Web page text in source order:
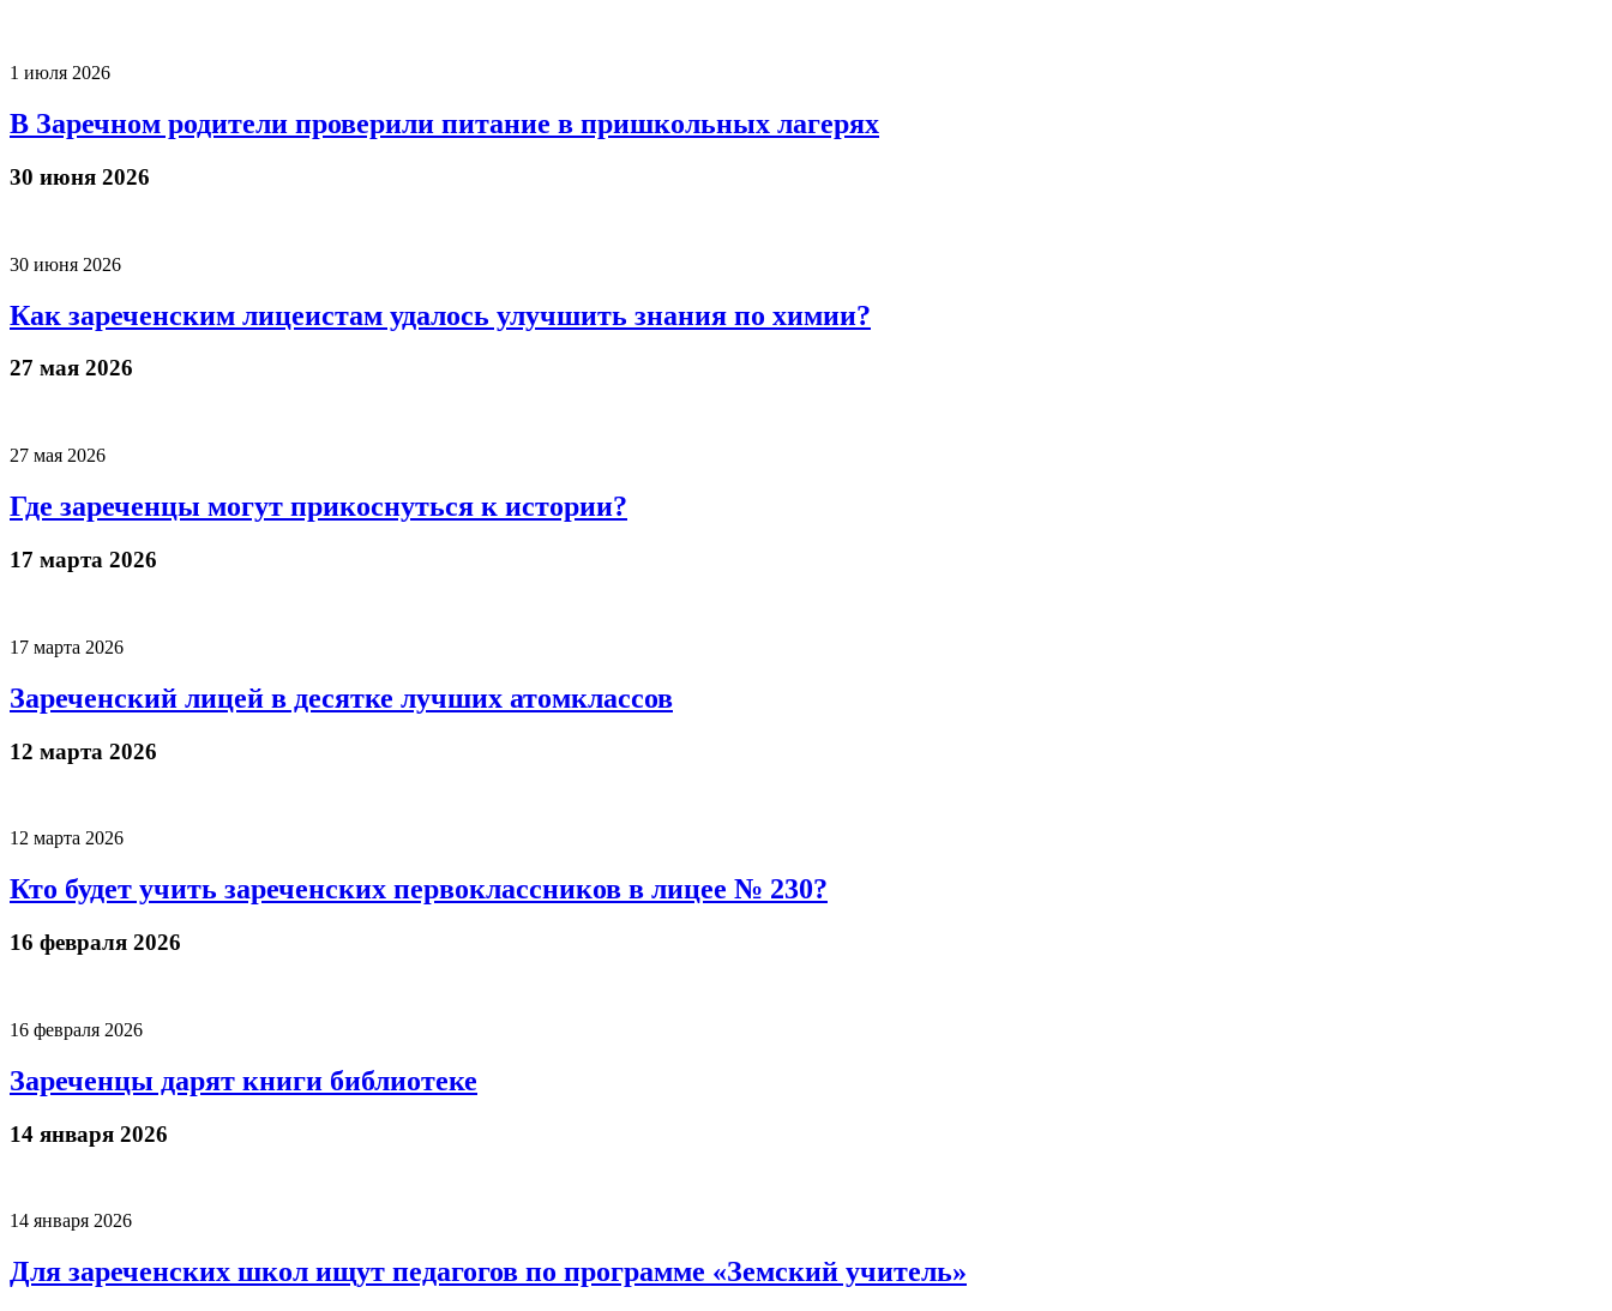
1 июля 2026
В Заречном родители проверили питание в пришкольных лагерях
30 июня 2026
30 июня 2026
Как зареченским лицеистам удалось улучшить знания по химии?
27 мая 2026
27 мая 2026
Где зареченцы могут прикоснуться к истории?
17 марта 2026
17 марта 2026
Зареченский лицей в десятке лучших атомклассов
12 марта 2026
12 марта 2026
Кто будет учить зареченских первоклассников в лицее № 230?
16 февраля 2026
16 февраля 2026
Зареченцы дарят книги библиотеке
14 января 2026
14 января 2026
Для зареченских школ ищут педагогов по программе «Земский учитель»